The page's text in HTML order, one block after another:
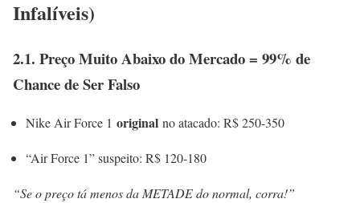
Infalíveis)
2.1. Preço Muito Abaixo do Mercado = 99% de
Chance de Ser Falso
Nike Air Force 1 original no atacado: R$ 250-350
“Air Force 1” suspeito: R$ 120-180
“Se o preço tá menos da METADE do normal, corra!”